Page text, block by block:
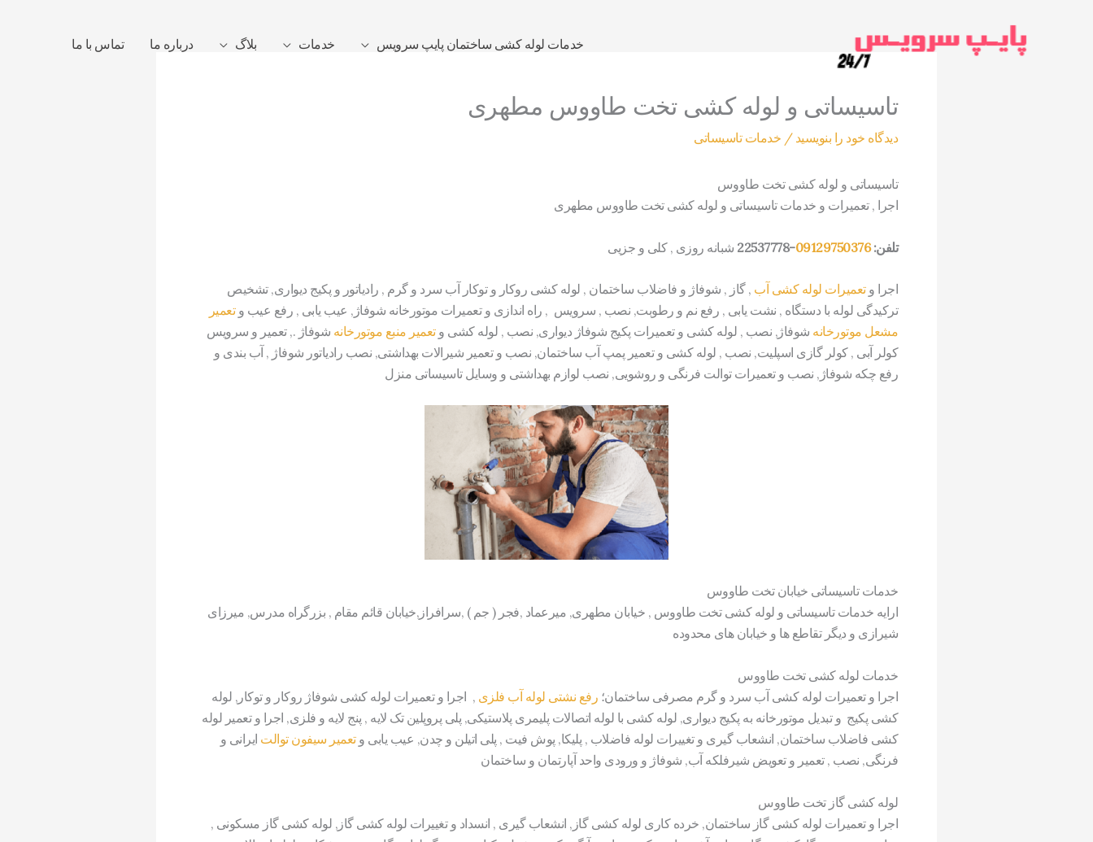
خدمات لوله کشی ساختمان پایپ سرویس خدمات بلاگ درباره ما تماس با ما
تاسیساتی و لوله کشی تخت طاووس مطهری
دیدگاه‌ خود را بنویسید / خدمات تاسیساتی
تاسیساتی و لوله کشی تخت طاووس
اجرا , تعمیرات و خدمات تاسیساتی و لوله کشی تخت طاووس مطهری
تلفن:09129750376
-22537778 شبانه روزی , کلی و جزیی
اجرا وتعمیرات لوله کشی آب , گاز , شوفاژ و فاضلاب ساختمان , لوله کشی روکار و توکار آب سرد و گرم , رادیاتور و پکیج دیواری, تشخیص
ترکیدگی لوله با دستگاه , نشت یابی , رفع نم و رطوبت, نصب , سرویس , راه اندازی و تعمیرات موتورخانه شوفاژ, عیب یابی , رفع عیب وتعمیر
مشعل موتورخانه شوفاژ, نصب , لوله کشی و تعمیرات پکیج شوفاژ دیواری, نصب , لوله کشی وتعمیر منبع موتورخانه شوفاژ ., تعمیر و سرویس
کولر آبی , کولر گازی اسپلیت, نصب , لوله کشی و تعمیر پمپ آب ساختمان, نصب و تعمیر شیرالات بهداشتی, نصب رادیاتور شوفاژ , آب بندی و
رفع چکه شوفاژ, نصب و تعمیرات توالت فرنگی و روشویی, نصب لوازم بهداشتی و وسایل تاسیساتی منزل
خدمات تاسیساتی خیابان تخت طاووس
ارایه خدمات تاسیساتی و لوله کشی تخت طاووس , خیابان مطهری, میرعماد ,فجر ( جم ) ,سرافراز,خیابان قائم مقام , بزرگراه مدرس, میرزای
شیرازی و دیگر تقاطع ها و خیابان های محدوده
خدمات لوله کشی تخت طاووس
اجرا و تعمیرات لوله کشی آب سرد و گرم مصرفی ساختمان؛ رفع نشتی لوله آب فلزی , اجرا و تعمیرات لوله کشی شوفاژ روکار و توکار, لوله
کشی پکیج و تبدیل موتورخانه به پکیج دیواری, لوله کشی با لوله اتصالات پلیمری پلاستیکی, پلی پروپلین تک لایه , پنج لایه و فلزی, اجرا و تعمیر لوله
کشی فاضلاب ساختمان, انشعاب گیری و تغییرات لوله فاضلاب , پلیکا, پوش فیت , پلی اتیلن و چدن, عیب یابی وتعمیر سیفون توالت ایرانی و
فرنگی, نصب , تعمیر و تعویض شیرفلکه آب, شوفاژ و ورودی واحد آپارتمان و ساختمان
لوله کشی گاز تخت طاووس
اجرا و تعمیرات لوله کشی گاز ساختمان, خرده کاری لوله کشی گاز, انشعاب گیری , انسداد و تغییرات لوله کشی گاز, لوله کشی گاز مسکونی ,